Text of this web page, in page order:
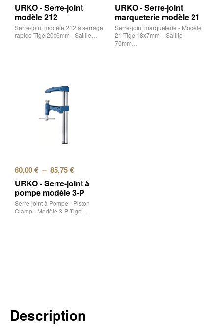
URKO - Serre-joint
modèle 212
Serre-joint modèle 212 à serrage
rapide Tige 20x6mm - Saillie…
URKO - Serre-joint
marqueterie modèle 21
Serre-joint marqueterie - Modèle
21 Tige 18x7mm – Saillie
70mm…
60,00€ – 85,75€
URKO - Serre-joint à
pompe modèle 3-P
Serre-joint à Pompe - Piston
Clamp - Modèle 3-P Tige…
Description